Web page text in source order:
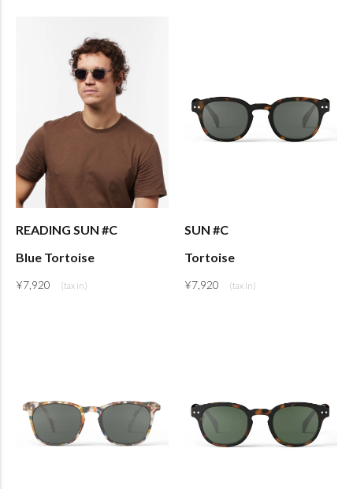
READING SUN #C
Blue Tortoise
¥7,920
SUN #C
Tortoise
¥7,920